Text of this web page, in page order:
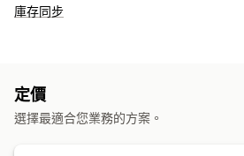
財務報告
財務營運
計費與開立發票 應收帳款
庫存同步
多家商店
定價
選擇最適合您業務的方案。